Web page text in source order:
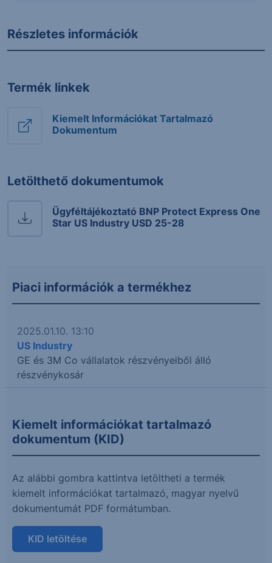
Részletes információk
Termék linkek
Kiemelt Információkat Tartalmazó
Dokumentum
Letölthető dokumentumok
Ügyféltájékoztató BNP Protect Express One
Star US Industry USD 25-28
Piaci információk a termékhez
2025.01.10. 13:10
US Industry
GE és 3M Co vállalatok részvényeiből álló
részvénykosár
Kiemelt információkat tartalmazó
dokumentum (KID)
Az alábbi gombra kattintva letöltheti a termék
kiemelt információkat tartalmazó, magyar nyelvű
dokumentumát PDF formátumban.
KID letöltése